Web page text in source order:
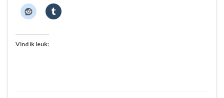
Vind ik leuk: